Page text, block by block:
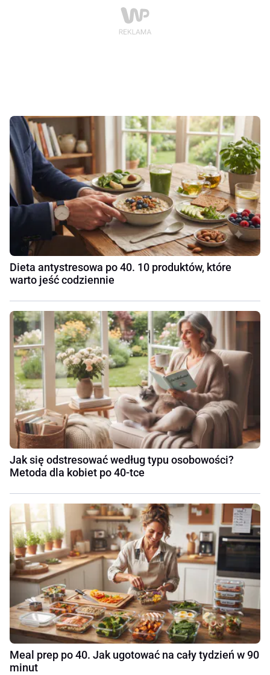
Dieta antystresowa po 40. 10 produktów, które
warto jeść codziennie
Jak się odstresować według typu osobowości?
Metoda dla kobiet po 40-tce
Meal prep po 40. Jak ugotować na cały tydzień w 90
minut